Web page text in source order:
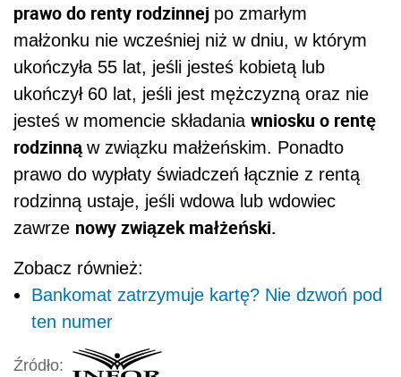
prawo do renty rodzinnej po zmarłym
małżonku nie wcześniej niż w dniu, w którym
ukończyła 55 lat, jeśli jesteś kobietą lub
ukończył 60 lat, jeśli jest mężczyzną oraz nie
jesteś w momencie składania wniosku o rentę
rodzinnąw związku małżeńskim. Ponadto
prawo do wypłaty świadczeń łącznie z rentą
rodzinną ustaje, jeśli wdowa lub wdowiec
zawrze nowy związek małżeński.
Zobacz również:
Bankomat zatrzymuje kartę? Nie dzwoń pod
ten numer
Źródło: